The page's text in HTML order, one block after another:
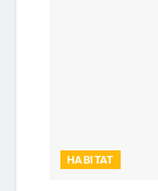
HABITAT